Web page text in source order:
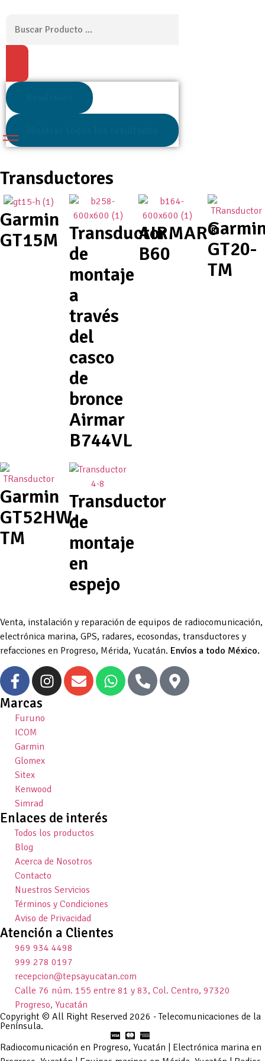
Transductores
Garmin
GT15M Transductor
de
montaje
a
través
del
casco
de
bronce
Airmar
B744VL
AIRMAR®
B60
GT20-
TM
Garmin
GT52HW-
TM
Transductor
de
montaje
en
espejo
Venta, instalación y reparación de equipos de radiocomunicación,
electrónica marina, GPS, radares, ecosondas, transductores y
refacciones en Progreso, Mérida, Yucatán. Envíos a todo México.
Marcas
Furuno
ICOM
Garmin
Glomex
Sitex
Kenwood
Simrad
Enlaces de interés
Todos los productos
Blog
Acerca de Nosotros
Contacto
Nuestros Servicios
Términos y Condiciones
Aviso de Privacidad
Atención a Clientes
969 934 4498
999 278 0197
recepcion@tepsayucatan.com
Calle 76 núm. 155 entre 81 y 83, Col. Centro, 97320
Progreso, Yucatán
Copyright © All Right Reserved 2026 - Telecomunicaciones de la
Península.
Radiocomunicación en Progreso, Yucatán | Electrónica marina en